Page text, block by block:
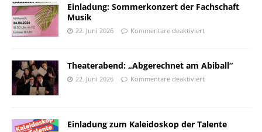
Einladung: Sommerkonzert der Fachschaft
Musik
22. Juni 2026 Kommentare deaktiviert
Theaterabend: „Abgerechnet am Abiball“
22. Juni 2026 Kommentare deaktiviert
Einladung zum Kaleidoskop der Talente